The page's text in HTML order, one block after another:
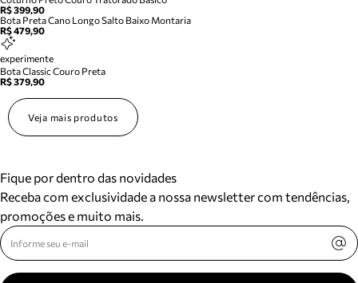
R$ 399,90
Bota Preta Cano Longo Salto Baixo Montaria
R$ 479,90
experimente
Bota Classic Couro Preta
R$ 379,90
Veja mais produtos
Fique por dentro das novidades
Receba com exclusividade a nossa newsletter com tendências,
promoções e muito mais.